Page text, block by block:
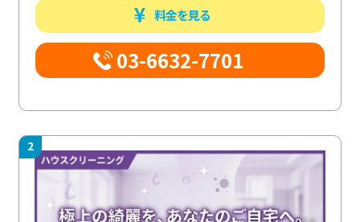
料金を見る
03-6632-7701
2